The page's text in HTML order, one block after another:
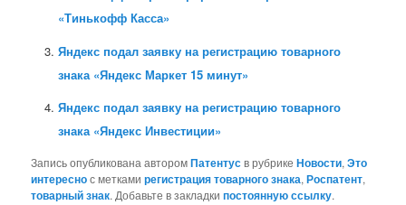
«Тинькофф Касса»
Яндекс подал заявку на регистрацию товарного
знака «Яндекс Маркет 15 минут»
Яндекс подал заявку на регистрацию товарного
знака «Яндекс Инвестиции»
Запись опубликована авторомПатентусв рубрикеНовости,Это
интереснос меткамирегистрация товарного знака,Роспатент,
товарный знак. Добавьте в закладкипостоянную ссылку.